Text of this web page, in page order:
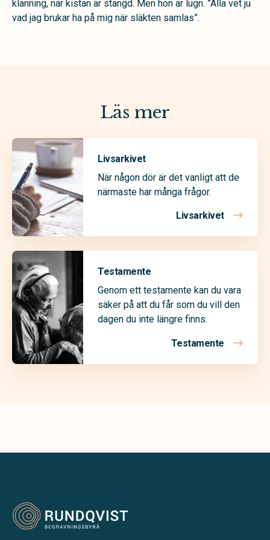
klänning, när kistan är stängd. Men hon är lugn. ”Alla vet ju
vad jag brukar ha på mig när släkten samlas”.
Läs mer
Livsarkivet
När någon dör är det vanligt att de
närmaste har många frågor.
Livsarkivet
Testamente
Genom ett testamente kan du vara
säker på att du får som du vill den
dagen du inte längre finns.
Testamente